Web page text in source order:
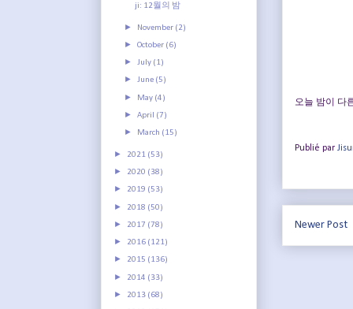
오늘 밤이 다
Publié par
Newer Post
ji: 12월의 밤
► November (2)
►October (6)
► July (1)
►June (5)
► May (4)
►April (7)
► March (15)
► 2021 (53)
► 2020 (38)
► 2019 (53)
► 2018 (50)
► 2017 (78)
► 2016 (121)
► 2015 (136)
► 2014 (33)
► 2013 (68)